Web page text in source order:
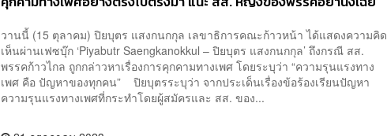
วานนี้ (15 ตุลาคม) ปิยบุตร แสงกนกกุล เลขาธิการคณะก้าวหน้า ได้แสดงความคิด
เห็นผ่านเฟซบุ๊ก ‘Piyabutr Saengkanokkul – ปิยบุตร แสงกนกกุล’ ถึงกรณี สส.
พรรคก้าวไกล ถูกกล่าวหาเรื่องการคุกคามทางเพศ โดยระบุว่า “ความรุนแรงทาง
เพศ คือ ปัญหาของทุกคน” ปิยบุตรระบุว่า จากประเด็นเรื่องข้อร้องเรียนปัญหา
ความรุนแรงทางเพศที่กระทำโดยผู้สมัครและ สส. ของ...